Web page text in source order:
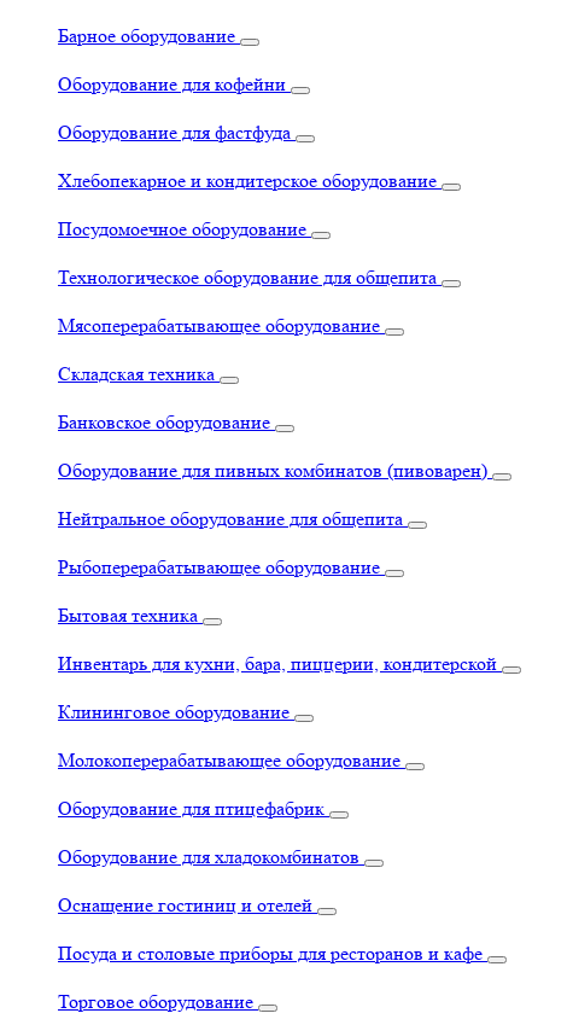
Барное оборудование
Оборудование для кофейни
Оборудование для фастфуда
Хлебопекарное и кондитерское оборудование
Посудомоечное оборудование
Технологическое оборудование для общепита
Мясоперерабатывающее оборудование
Складская техника
Банковское оборудование
Оборудование для пивных комбинатов (пивоварен)
Нейтральное оборудование для общепита
Рыбоперерабатывающее оборудование
Бытовая техника
Инвентарь для кухни, бара, пиццерии, кондитерской
Клининговое оборудование
Молокоперерабатывающее оборудование
Оборудование для птицефабрик
Оборудование для хладокомбинатов
Оснащение гостиниц и отелей
Посуда и столовые приборы для ресторанов и кафе
Торговое оборудование